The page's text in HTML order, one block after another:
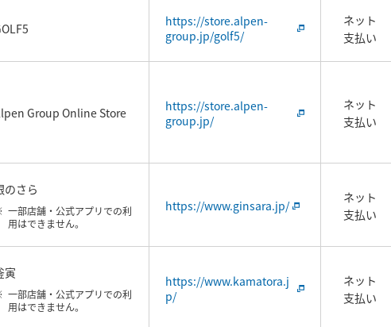
https://store.alpen-
group.jp/golf5/
ネット
支払い
Group Online Store
https://store.alpen-
group.jp/
ネット
支払い
のさら
一部店舗・公式アプリでの利
用はできません。
https://www.ginsara.jp/
ネット
支払い
寅
一部店舗・公式アプリでの利
用はできません。
https://www.kamatora.j
p/
ネット
支払い